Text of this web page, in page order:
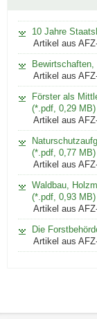
10 Jahre
Artikel aus
Artikel aus
Förster als
(*.pdf, 0,29 MB)
Artikel aus
(*.pdf, 0,77 MB)
Artikel aus
Waldbau,
(*.pdf, 0,93 MB)
Artikel aus
Die
Artikel aus